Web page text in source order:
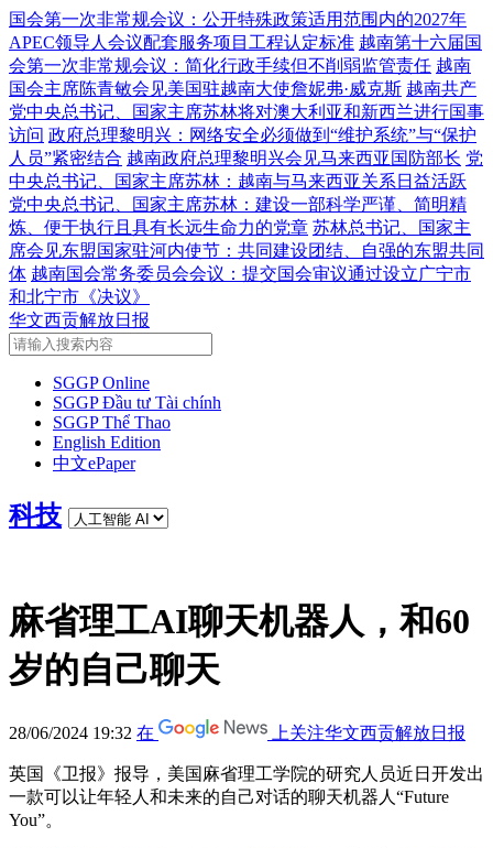
国会第一次非常规会议：公开特殊政策适用范围内的2027年
APEC领导人会议配套服务项目工程认定标准 越南第十六届国
会第一次非常规会议：简化行政手续但不削弱监管责任 越南
国会主席陈青敏会见美国驻越南大使詹妮弗·威克斯 越南共产
党中央总书记、国家主席苏林将对澳大利亚和新西兰进行国事
访问 政府总理黎明兴：网络安全必须做到“维护系统”与“保护
人员”紧密结合 越南政府总理黎明兴会见马来西亚国防部长 党
中央总书记、国家主席苏林：越南与马来西亚关系日益活跃
党中央总书记、国家主席苏林：建设一部科学严谨、简明精
炼、便于执行且具有长远生命力的党章 苏林总书记、国家主
席会见东盟国家驻河内使节：共同建设团结、自强的东盟共同
体 越南国会常务委员会会议：提交国会审议通过设立广宁市
和北宁市《决议》
华文西贡解放日报
SGGP Online
SGGP Đầu tư Tài chính
SGGP Thể Thao
English Edition
中文ePaper
科技
麻省理工AI聊天机器人，和60
岁的自己聊天
28/06/2024 19:32 在 上关注华文西贡解放日报
英国《卫报》报导，美国麻省理工学院的研究人员近日开发出
一款可以让年轻人和未来的自己对话的聊天机器人“Future
You”。